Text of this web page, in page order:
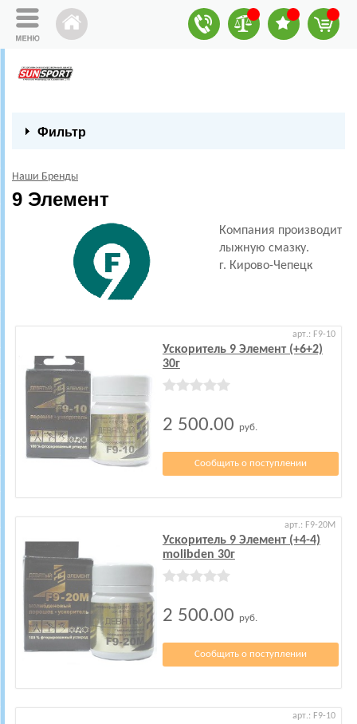
Фильтр
Наши Бренды
9 Элемент
Компания производит
лыжную смазку.
г. Кирово-Чепецк
арт.: F9-10
Ускоритель 9 Элемент (+6+2)
30г
2 500.00 руб.
Сообщить о поступлении
арт.: F9-20M
Ускоритель 9 Элемент (+4-4)
molibden 30г
2 500.00 руб.
Сообщить о поступлении
арт.: F9-10